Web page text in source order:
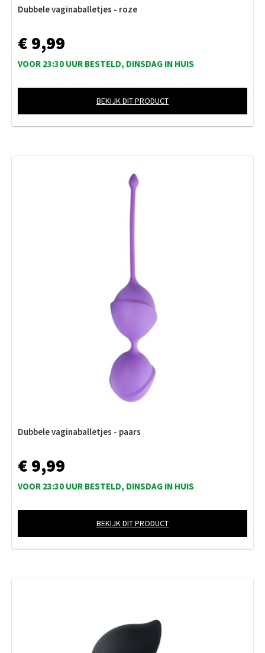
Dubbele vaginaballetjes - roze
€ 9,99
VOOR 23:30 UUR BESTELD, DINSDAG IN HUIS
BEKIJK DIT PRODUCT
Dubbele vaginaballetjes - paars
€ 9,99
VOOR 23:30 UUR BESTELD, DINSDAG IN HUIS
BEKIJK DIT PRODUCT